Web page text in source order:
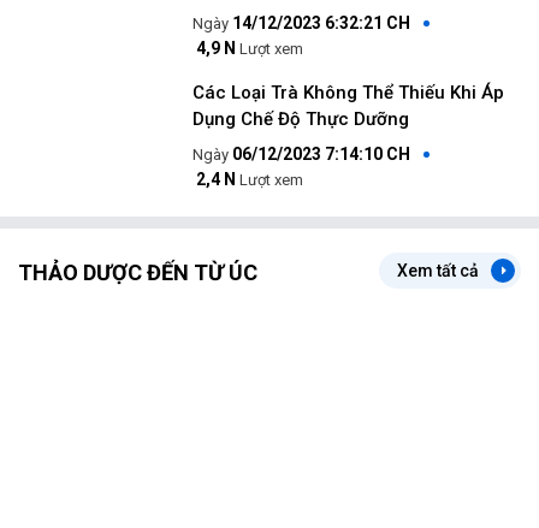
14/12/2023 6:32:21 CH
4,9 N Lượt xem
Các Loại Trà Không Thể Thiếu Khi Áp
Dụng Chế Độ Thực Dưỡng
06/12/2023 7:14:10 CH
2,4 N Lượt xem
THẢO DƯỢC ĐẾN TỪ ÚC Xem tất cả